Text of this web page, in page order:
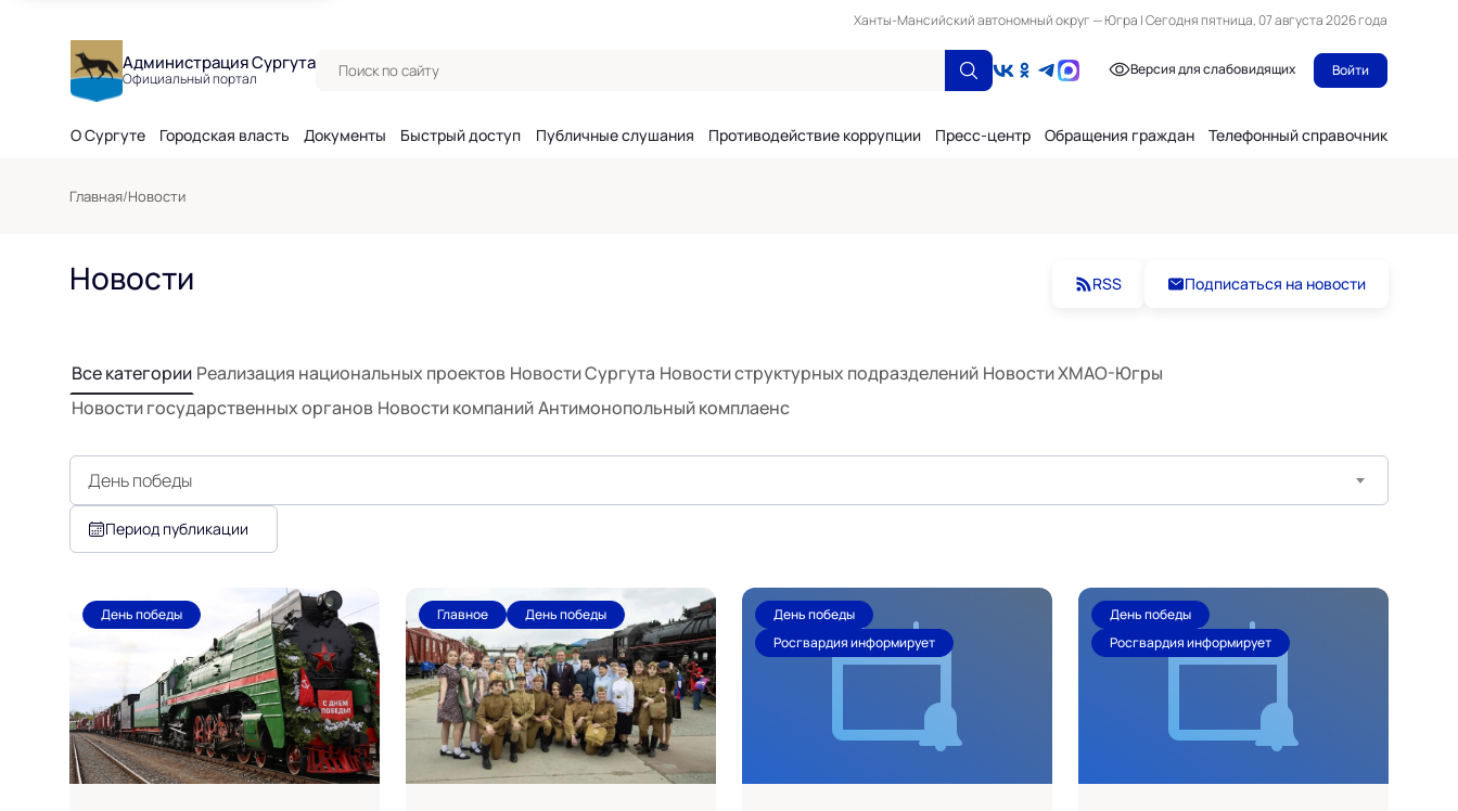
Ханты-Мансийский автономный округ — Югра | Сегодня пятница, 07 августа 2026 года
Администрация Сургута
Официальный портал
Поиск по сайту Версия для слабовидящих Войти
О Сургуте Городская власть Документы Быстрый доступ Публичные слушания Противодействие коррупции Пресс-центр Обращения граждан Телефонный справочник
Главная/Новости
Новости RSS Подписаться на новости
Все категории Реализация национальных проектов Новости Сургута Новости структурных подразделений Новости ХМАО-Югры
Новости государственных органов Новости компанийАнтимонопольный комплаенс
День победы
Период публикации
День победы Главное День победы
День победы
Росгвардия информирует
День победы
Росгвардия информирует